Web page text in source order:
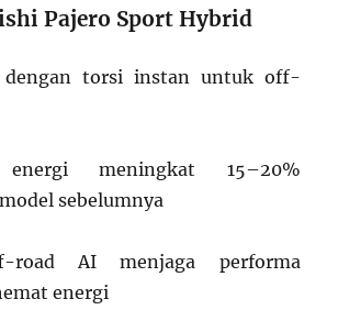
Pajero Sport Hybrid
dengan torsi instan untuk off-
energi meningkat 15–20%
sebelumnya
road AI menjaga performa
energi